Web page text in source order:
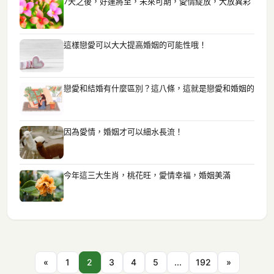
這樣戀愛可以大大提高婚姻的可能性哦！
戀愛和結婚有什麼區別？這八條，這就是戀愛和婚姻的
因為愛情，婚姻才可以細水長流！
今年這三大生肖，桃花旺，愛情幸福，婚姻美滿
« 1 2 3 4 5 ... 192 »